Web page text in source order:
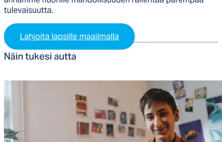
tulevaisuutta.
Lahjoita lapsille maailmalla
Näin tu­ke­si aut­ta